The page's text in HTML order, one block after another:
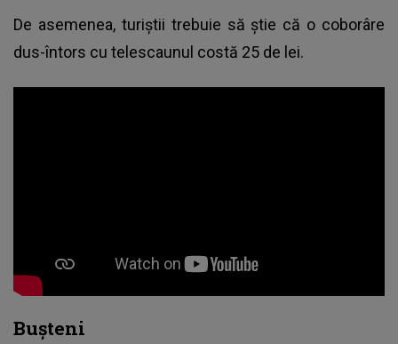
De asemenea, turiștii trebuie să știe că o coborâre
dus-întors cu telescaunul costă 25 de lei.
Bușteni